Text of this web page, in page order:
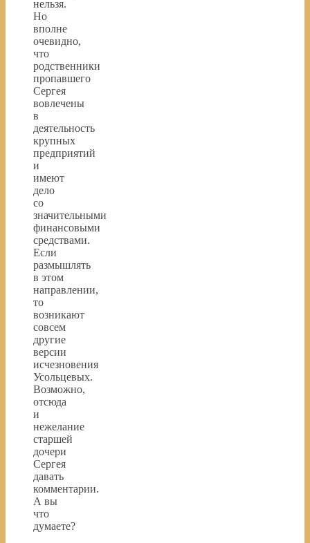
нельзя.
Но
вполне
очевидно,
что
родственники
пропавшего
Сергея
вовлечены
в
деятельность
крупных
предприятий
и
имеют
дело
со
значительными
финансовыми
средствами.
Если
размышлять
в этом
направлении,
то
возникают
совсем
другие
версии
исчезновения
Усольцевых.
Возможно,
отсюда
и
нежелание
старшей
дочери
Сергея
давать
комментарии.
А вы
что
думаете?